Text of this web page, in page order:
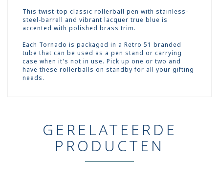
This twist-top classic rollerball pen with stainless-
steel-barrell and vibrant lacquer true blue is
accented with polished brass trim.
Each Tornado is packaged in a Retro 51 branded
tube that can be used as a pen stand or carrying
case when it's not in use. Pick up one or two and
have these rollerballs on standby for all your gifting
needs.
GERELATEERDE
PRODUCTEN